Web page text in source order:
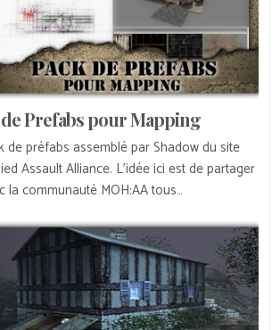
Prefabs pour Mapping
de préfabs assemblé par Shadow du site
Assault Alliance. L’idée ici est de partager
la communauté MOH:AA tous…